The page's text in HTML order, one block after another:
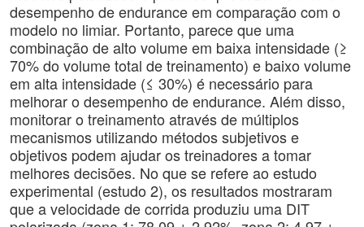
desempenho de endurance em comparação com o
modelo no limiar. Portanto, parece que uma
combinação de alto volume em baixa intensidade (≥
70% do volume total de treinamento) e baixo volume
em alta intensidade (≤ 30%) é necessário para
melhorar o desempenho de endurance. Além disso,
monitorar o treinamento através de múltiplos
mecanismos utilizando métodos subjetivos e
objetivos podem ajudar os treinadores a tomar
melhores decisões. No que se refere ao estudo
experimental (estudo 2), os resultados mostraram
que a velocidade de corrida produziu uma DIT